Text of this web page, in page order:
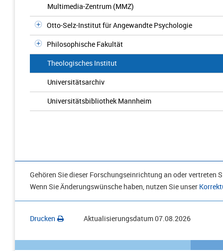
Multimedia-Zentrum (MMZ)
Otto-Selz-Institut für Angewandte Psychologie
Philosophische Fakultät
Theologisches Institut
Universitätsarchiv
Universitätsbibliothek Mannheim
Gehören Sie dieser Forschungseinrichtung an oder vertreten
Wenn Sie Änderungswünsche haben, nutzen Sie unser
Drucken Aktualisierungsdatum07.08.2026